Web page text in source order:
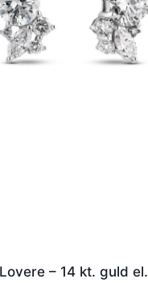
– 14 kt. guld el.